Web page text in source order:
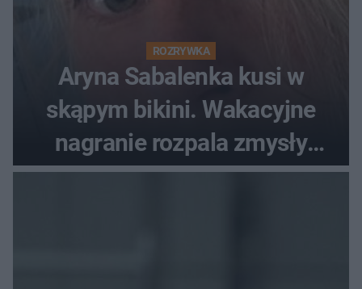
ROZRYWKA
Aryna Sabalenka kusi w
skąpym bikini. Wakacyjne
nagranie rozpala zmysły
fanów